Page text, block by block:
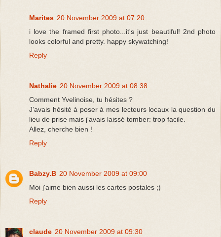
Marites 20 November 2009 at 07:20
i love the framed first photo...it's just beautiful! 2nd photo
looks colorful and pretty. happy skywatching!
Reply
Nathalie 20 November 2009 at 08:38
Comment Yvelinoise, tu hésites ?
J'avais hésité à poser à mes lecteurs locaux la question du
lieu de prise mais j'avais laissé tomber: trop facile.
Allez, cherche bien !
Reply
Babzy.B 20 November 2009 at 09:00
Moi j'aime bien aussi les cartes postales ;)
Reply
claude 20 November 2009 at 09:30